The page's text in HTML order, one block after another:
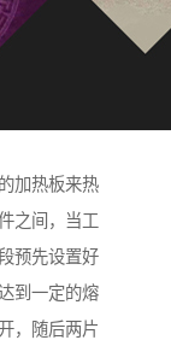
加热板来热
之间，当工
预先设置好
到一定的熔
，随后两片